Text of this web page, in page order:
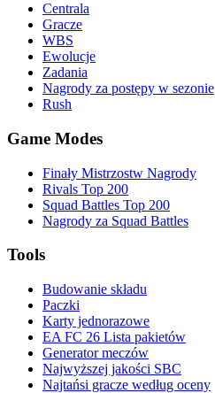
Centrala
Gracze
WBS
Ewolucje
Zadania
Nagrody za postępy w sezonie
Rush
Game Modes
Finały Mistrzostw Nagrody
Rivals Top 200
Squad Battles Top 200
Nagrody za Squad Battles
Tools
Budowanie składu
Paczki
Karty jednorazowe
EA FC 26 Lista pakietów
Generator meczów
Najwyższej jakości SBC
Najtańsi gracze według oceny